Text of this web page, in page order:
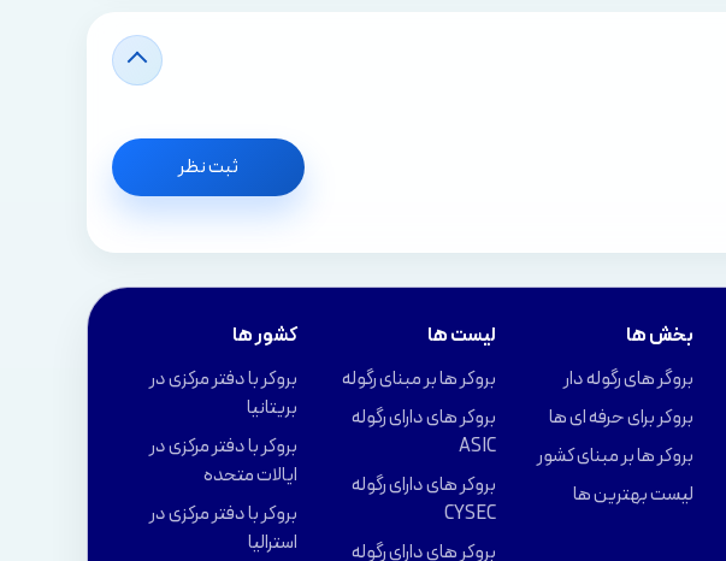
ثبت نظر
بخش ها
بروگر های رگوله دار
بروکر برای حرفه ای ها
بروکر ها بر مبنای کشور
لیست بهترین ها
لیست ها
بروکر ها بر مبنای رگوله
بروکر های دارای رگوله
ASIC
بروکر های دارای رگوله
CYSEC
بروکر های دارای رگوله
کشور ها
بروکر با دفتر مرکزی در
بریتانیا
بروکر با دفتر مرکزی در
ایالات متحده
بروکر با دفتر مرکزی در
استرالیا